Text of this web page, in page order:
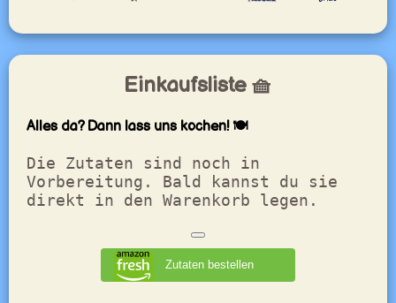
Einkaufsliste 🧺
Alles da? Dann lass uns kochen! 🍽️
Die Zutaten sind noch in
Vorbereitung. Bald kannst du sie
direkt in den Warenkorb legen.
Zutaten bestellen